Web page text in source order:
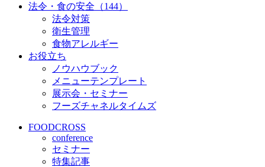
法令・食の安全（144）
法令対策
衛生管理
食物アレルギー
お役立ち
ノウハウブック
メニューテンプレート
展示会・セミナー
フーズチャネルタイムズ
FOODCROSS
conference
セミナー
特集記事